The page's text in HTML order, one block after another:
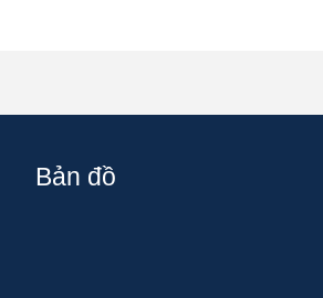
Bản đồ